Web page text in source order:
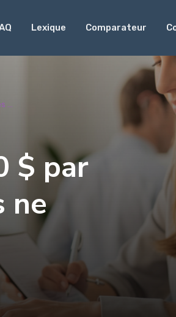
Lexique Comparateur
...
$ par
ne